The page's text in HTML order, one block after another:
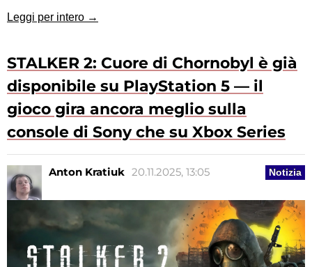
Leggi per intero →
STALKER 2: Cuore di Chornobyl è già
disponibile su PlayStation 5 — il
gioco gira ancora meglio sulla
console di Sony che su Xbox Series
Notizia
Anton Kratiuk 20.11.2025, 13:05